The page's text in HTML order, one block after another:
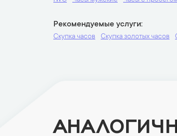
Рекомендуемые услуги
Скупка часов Скупка золотых часов